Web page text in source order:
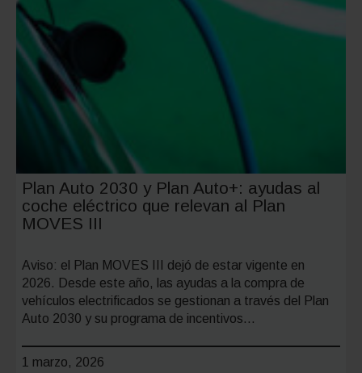
Plan Auto 2030 y Plan Auto+: ayudas al
coche eléctrico que relevan al Plan
MOVES III
Aviso: el Plan MOVES III dejó de estar vigente en
2026. Desde este año, las ayudas a la compra de
vehículos electrificados se gestionan a través del Plan
Auto 2030 y su programa de incentivos…
1 marzo, 2026